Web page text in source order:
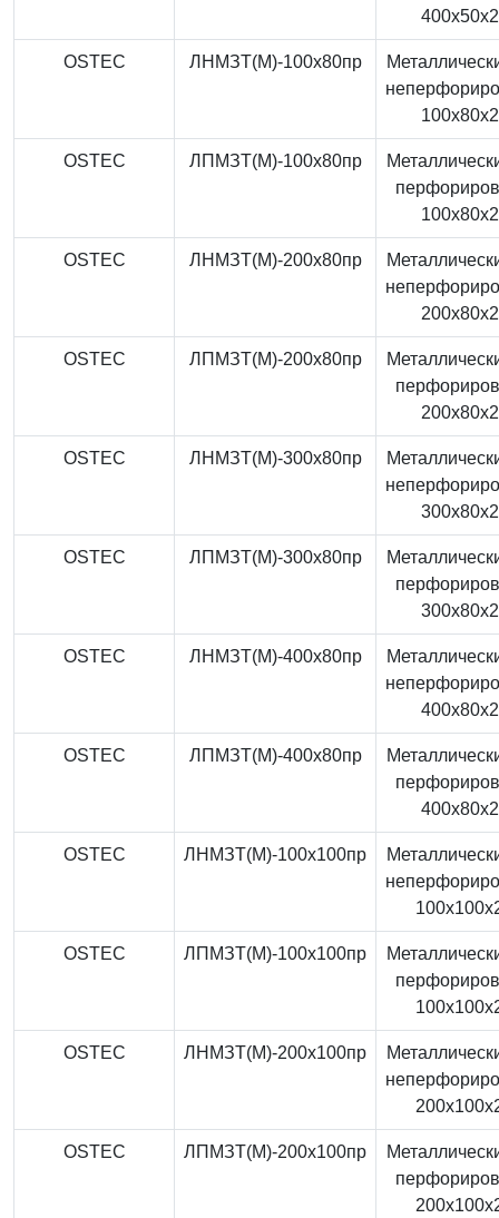
OSTEC ЛНМЗТ(М)-100x80пр
OSTEC ЛПМЗТ(М)-100x80пр
OSTEC ЛНМЗТ(М)-200x80пр
OSTEC ЛПМЗТ(М)-200x80пр
OSTEC ЛНМЗТ(М)-300x80пр
OSTEC ЛПМЗТ(М)-300x80пр
OSTEC ЛНМЗТ(М)-400x80пр
OSTEC ЛПМЗТ(М)-400x80пр
OSTEC ЛНМЗТ(М)-100x100пр
OSTEC ЛПМЗТ(М)-100x100пр
OSTEC ЛНМЗТ(М)-200x100пр
OSTEC ЛПМЗТ(М)-200x100пр